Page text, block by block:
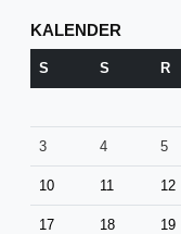
KALENDER
S S R
3 4 5
10 11 12
17 18 19